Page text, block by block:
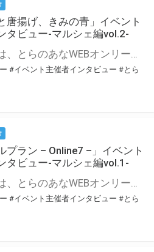
唐揚げ、きみの青」イベント
タビュー-マルシェ編vol.2-
こんにちは、とらのあなWEBオンリー運営スタッフです。 新たにお届けする、イベント主催者インタビュー-マルシェ編-は、 とらのあなWEBオンリー「マルシェ」をご利用の主催様に 「マルシェ」を使ってイベントを開催した感想や心がけをお聞きする企画です。 今回は、WEBオンリー初開催「駄菓子と唐揚げ、きみの青」より、 主催のぎこ六屋様にお話を伺いました。 協力：ぎこ六屋様／イベント公式Twitter（@krkgwks） とらのあなWEBオンリー「マルシェ」とは？ WEBオンリーでリアルタイムでコミュニケーションがとれるオンライン会場です。
#イベント主催者インタビュー #とら
プラン – Online7 –」イベント
タビュー-マルシェ編vol.1-
こんにちは、とらのあなWEBオンリー運営スタッフです。 新たにお届けする、イベント主催者インタビュー-マルシェ編-は、 とらのあなWEBオンリー「マルシェ」をご利用した主催様に 「マルシェ」を使って開催した感想や心がけをお聞きする企画です。 今回は、WEBオンリー開催7回目迎えた「マレシルプラン – Online7 –」より、 主催の玉川うた様にお話を伺いました。 ▼マレシルプランのインタビュー前回記事 「イベント主催者インタビュー vol.6」はこちら 協力：玉川うた様（マレシルプラン実行委員会 代表）／イベント公式Twitter（@mallesil_plan） とらのあなWEBオンリー「マルシェ」とは？ WEBオンリーでリアルタイムでコミュニケーションがとれるオンライン会場です。
#イベント主催者インタビュー #とら